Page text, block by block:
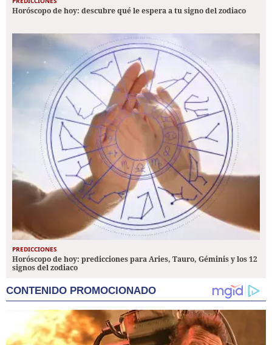
Horóscopo de hoy: descubre qué le espera a tu signo del zodiaco
PREDICCIONES
Horóscopo de hoy: predicciones para Aries, Tauro, Géminis y los 12
signos del zodiaco
CONTENIDO PROMOCIONADO